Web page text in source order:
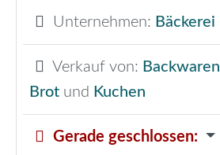
Unternehmen: Bäckerei
Verkauf von: Backwaren
Brot und Kuchen
Gerade geschlossen: